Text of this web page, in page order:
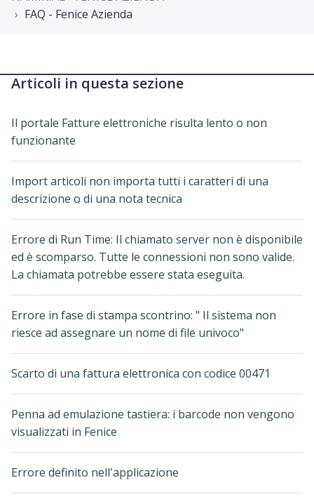
FAQ - Fenice Azienda
Articoli in questa sezione
Il portale Fatture elettroniche risulta lento o non
funzionante
Import articoli non importa tutti i caratteri di una
descrizione o di una nota tecnica
Errore di Run Time: Il chiamato server non è disponibile
ed è scomparso. Tutte le connessioni non sono valide.
La chiamata potrebbe essere stata eseguita.
Errore in fase di stampa scontrino: " Il sistema non
riesce ad assegnare un nome di file univoco"
Scarto di una fattura elettronica con codice 00471
Penna ad emulazione tastiera: i barcode non vengono
visualizzati in Fenice
Errore definito nell'applicazione